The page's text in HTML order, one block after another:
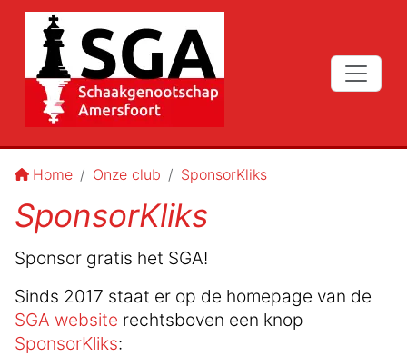
Home Onze club SponsorKliks
SponsorKliks
Sponsor gratis het SGA!
Sinds 2017 staat er op de homepage van de
SGA website rechtsboven een knop
SponsorKliks: